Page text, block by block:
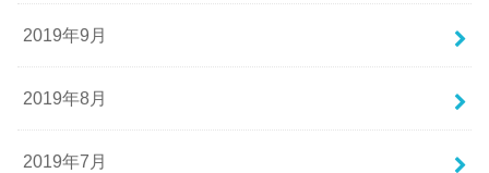
2019年9月
2019年8月
2019年7月